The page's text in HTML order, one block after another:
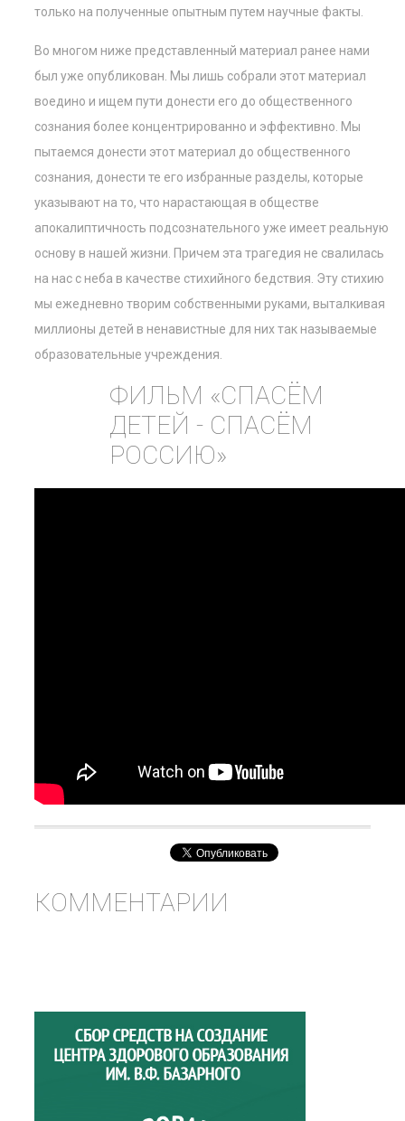
только на полученные опытным путем научные факты.
Во многом ниже представленный материал ранее нами
был уже опубликован. Мы лишь собрали этот материал
воедино и ищем пути донести его до общественного
сознания более концентрированно и эффективно. Мы
пытаемся донести этот материал до общественного
сознания, донести те его избранные разделы, которые
указывают на то, что нарастающая в обществе
апокалиптичность подсознательного уже имеет реальную
основу в нашей жизни. Причем эта трагедия не свалилась
на нас с неба в качестве стихийного бедствия. Эту стихию
мы ежедневно творим собственными руками, выталкивая
миллионы детей в ненавистные для них так называемые
образовательные учреждения.
ФИЛЬМ «СПАСЁМ
ДЕТЕЙ - СПАСЁМ
РОССИЮ»
КОММЕНТАРИИ